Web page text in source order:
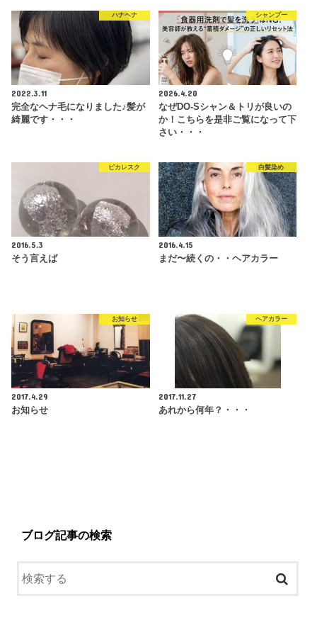
ハナヘナ
2022.3.11
完全なヘナ毛になりました♪髪が
綺麗です・・・
シャンプー
2026.4.20
なぜDO-Sシャン＆トリが良いの
か！こちらを是非ご覧になって下
さい・・・
ピカレスク
2016.5.3
そう言えば
白髪染め
2016.4.15
まだ〜続くの・・ヘアカラー
お知らせ
2017.4.29
お知らせ
ヘアカラー
2017.11.27
あれから何年？・・・
ブログ記事の検索